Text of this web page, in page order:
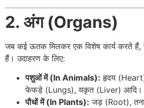
2. अंग (Organs)
जब कई ऊतक मिलकर एक विशेष कार्य करते हैं,
हैं। उदाहरण के लिए:
पशुओं में (In Animals): हृदय
फेफड़े (Lungs), यकृत (Liver) आदि।
पौधों में (In Plants): जड़ (Root), तना